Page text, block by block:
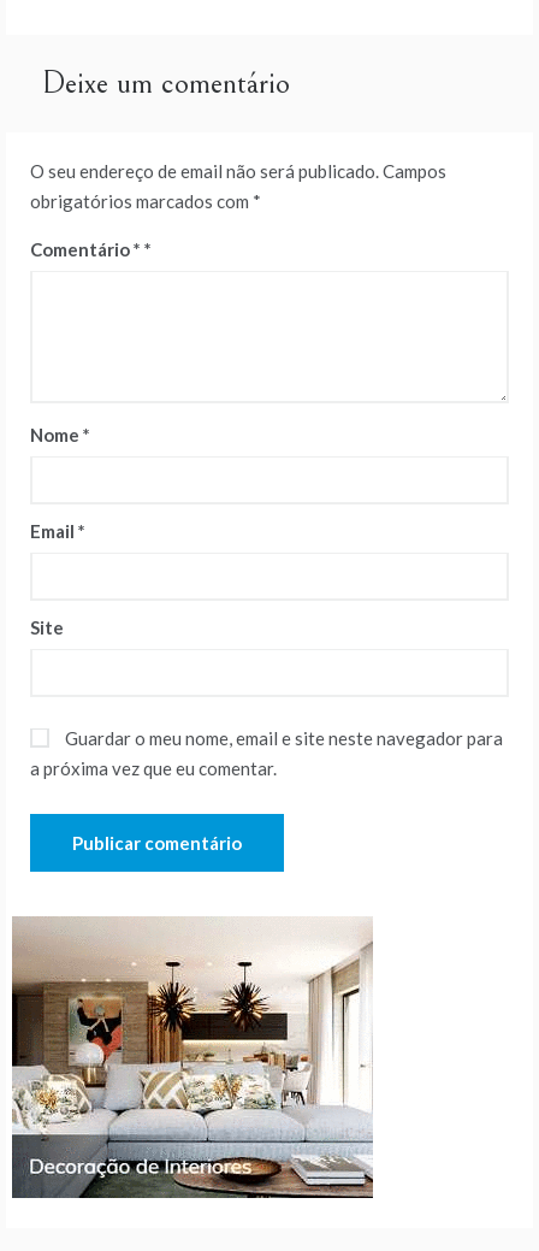
artigos
Deixe um comentário
O seu endereço de email não será publicado.Campos
obrigatórios marcados com *
Comentário*
Nome *
Email *
Site
Guardar o meu nome, email e site neste navegador para
a próxima vez que eu comentar.